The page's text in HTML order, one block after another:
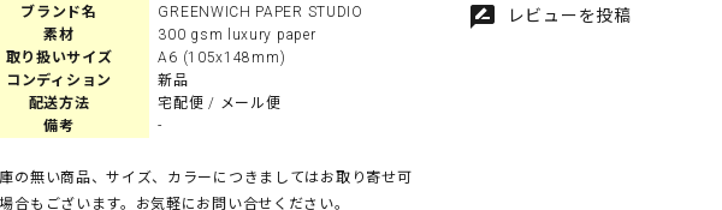
ブランド名
GREENWICH PAPER STUDIO
素材
300 gsm luxury paper
取り扱いサイズ
A6 (105x148mm)
コンディション
新品
配送方法
宅配便 / メール便
備考
-
の無い商品、サイズ、カラーにつきましてはお取り寄せ可
合もございます。お気軽にお問い合せください。
rate_review レビューを投稿